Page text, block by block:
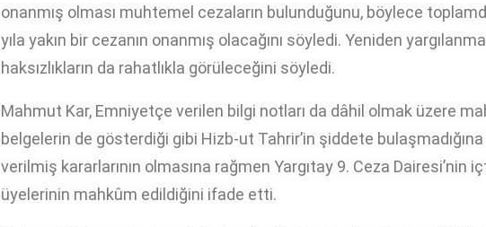
onanmış olması muhtemel cezaların bulunduğunu, böylece
yıla yakın bir cezanın onanmış olacağını söyledi. Yeniden
haksızlıkların da rahatlıkla görüleceğini söyledi.
Mahmut Kar, Emniyetçe verilen bilgi notları da dâhil olmak üzere
belgelerin de gösterdiği gibi Hizb-ut Tahrir’in şiddete
verilmiş kararlarının olmasına rağmen Yargıtay 9. Ceza Dairesi’nin
üyelerinin mahkûm edildiğini ifade etti.